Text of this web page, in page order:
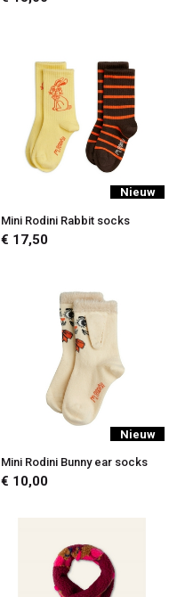
Nieuw
Mini Rodini Rabbit socks
€ 17,50
Nieuw
Mini Rodini Bunny ear socks
€ 10,00